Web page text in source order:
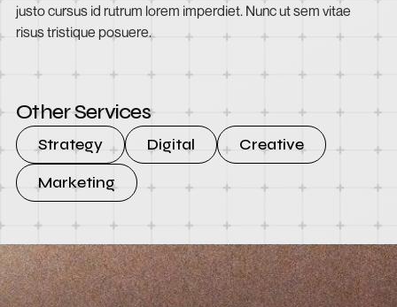
justo cursus id rutrum lorem imperdiet. Nunc ut sem vitae
risus tristique posuere.
Other Services
Strategy Digital
Creative
Marketing